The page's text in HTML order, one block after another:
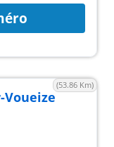
(53.86 Km)
Voueize